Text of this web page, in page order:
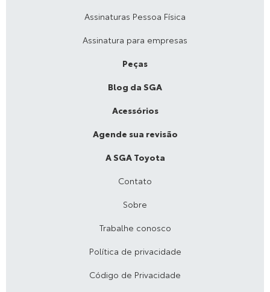
Assinaturas Pessoa Física
Assinatura para empresas
Peças
Blog da SGA
Acessórios
Agende sua revisão
A SGA Toyota
Contato
Sobre
Trabalhe conosco
Política de privacidade
Código de Privacidade